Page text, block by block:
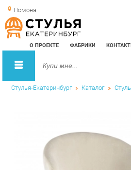
Помона
О ПРОЕКТЕ ФАБРИКИ КОНТАКТЫ
Стулья-Екатеринбург Каталог Стулья